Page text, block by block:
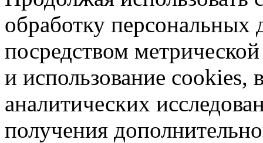
обработку
посредством
и использование cookies,
аналитических
получения